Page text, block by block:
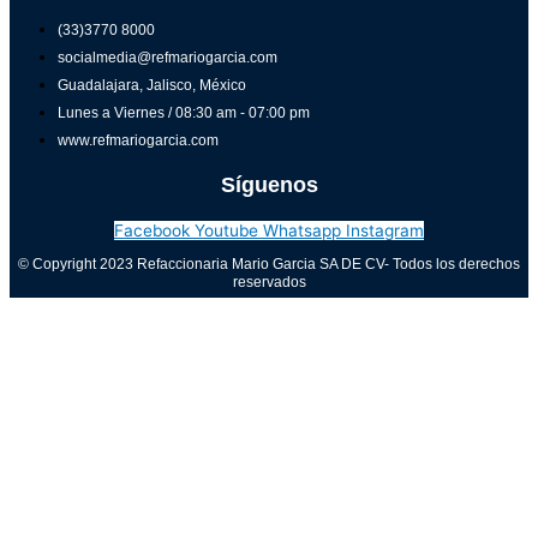
(33)3770 8000
socialmedia@refmariogarcia.com
Guadalajara, Jalisco, México
Lunes a Viernes / 08:30 am - 07:00 pm
www.refmariogarcia.com
Síguenos
Facebook Youtube Whatsapp Instagram
© Copyright 2023 Refaccionaria Mario Garcia SA DE CV- Todos los derechos
reservados